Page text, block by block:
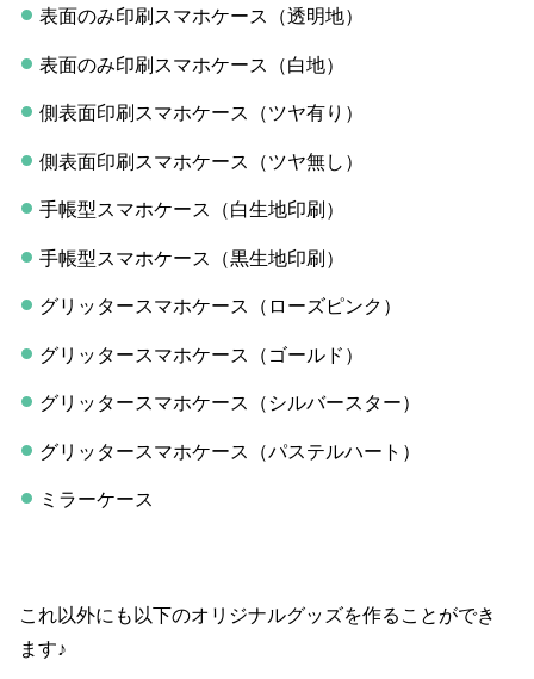
表面のみ印刷スマホケース（透明地）
表面のみ印刷スマホケース（白地）
側表面印刷スマホケース（ツヤ有り）
側表面印刷スマホケース（ツヤ無し）
手帳型スマホケース（白生地印刷）
手帳型スマホケース（黒生地印刷）
グリッタースマホケース（ローズピンク）
グリッタースマホケース（ゴールド）
グリッタースマホケース（シルバースター）
グリッタースマホケース（パステルハート）
ミラーケース
これ以外にも以下のオリジナルグッズを作ることができ
ます♪